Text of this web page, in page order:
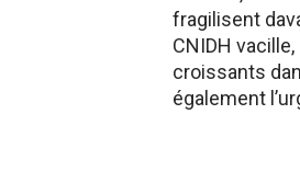
fragilisent
CNIDH
croissants
également